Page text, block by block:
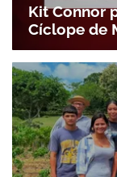
Kit Connor
Cíclope de